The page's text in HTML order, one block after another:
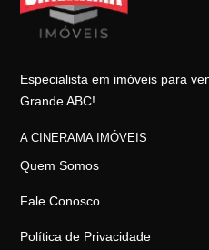
Especialista em imóveis para
Grande ABC!
A CINERAMA IMÓVEIS
Quem Somos
Fale Conosco
Política de Privacidade